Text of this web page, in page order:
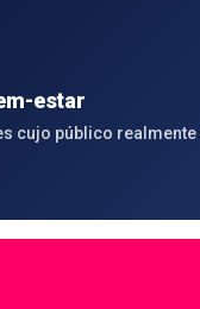
estar
cujo público realmente